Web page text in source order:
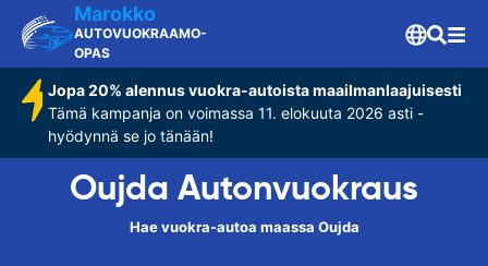
Marokko
AUTOVUOKRAAMO-
OPAS
Jopa 20% alennus vuokra-autoista maailmanlaajuisesti
Tämä kampanja on voimassa 11. elokuuta 2026 asti -
hyödynnä se jo tänään!
Oujda Autonvuokraus
Hae vuokra-autoa maassa Oujda